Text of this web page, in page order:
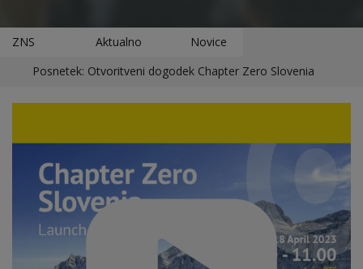
ZNS Aktualno
Novice
Posnetek: Otvoritveni dogodek Chapter Zero Slovenia